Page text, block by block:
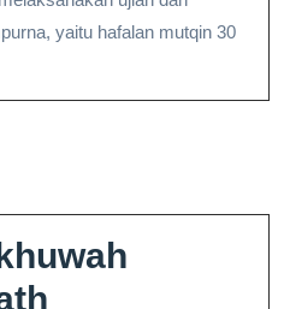
yaitu hafalan mutqin 30